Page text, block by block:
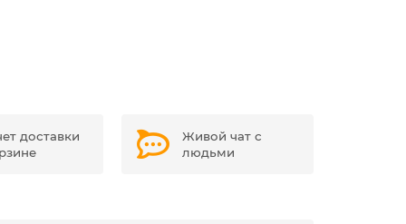
доставки
Живой чат с
людьми